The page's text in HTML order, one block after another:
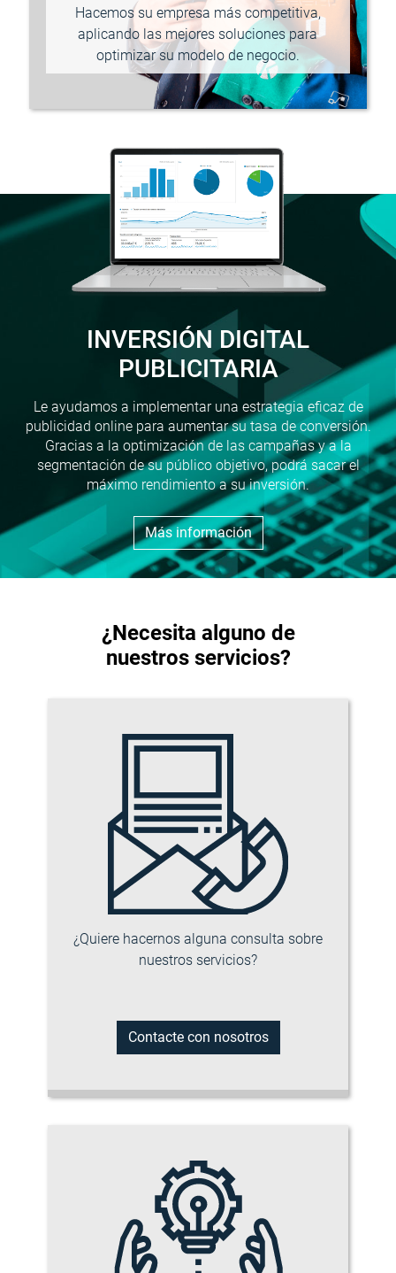
Hacemos su empresa más competitiva,
aplicando las mejores soluciones para
optimizar su modelo de negocio.
INVERSIÓN DIGITAL
PUBLICITARIA
Le ayudamos a implementar una estrategia eficaz de
publicidad online para aumentar su tasa de conversión.
Gracias a la optimización de las campañas y a la
segmentación de su público objetivo, podrá sacar el
máximo rendimiento a su inversión.
Más información
¿Necesita alguno de
nuestros servicios?
¿Quiere hacernos alguna consulta sobre
nuestros servicios?
Contacte con nosotros